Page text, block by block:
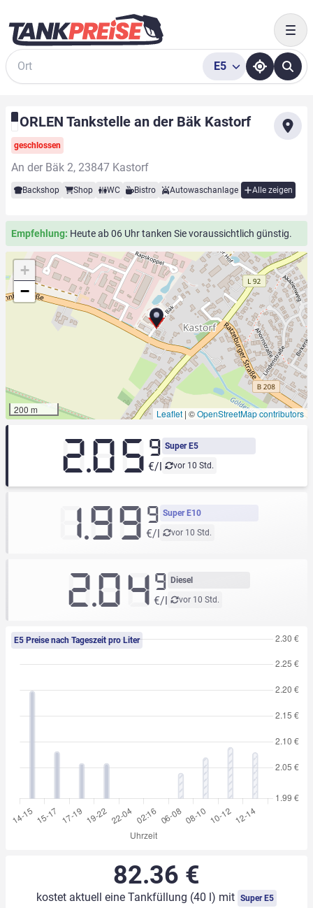
Suche
E5
ORLEN Tankstelle an der Bäk Kastorf
geschlossen
An der Bäk 2, 23847 Kastorf
Backshop Shop WC Bistro Autowaschanlage Alle zeigen
Empfehlung: Heute ab 06 Uhr tanken Sie voraussichtlich günstig.
+
−
200 m Leaflet | ©OpenStreetMap contributors
Super E5
vor 10 Std.
2.059
€/l
Super E10
vor 10 Std.
1.99 9
€/l
Diesel
vor 10 Std.
2.049
€/l
E5 Preise nach Tageszeit pro Liter
82.36 €
kostet aktuell eine Tankfüllung (40 l) mit Super E5